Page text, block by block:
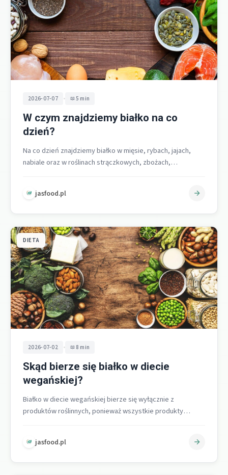
2026-07-07 • 5 min
W czym znajdziemy białko na co
dzień?
Na co dzień znajdziemy białko w mięsie, rybach, jajach,
nabiale oraz w roślinach strączkowych, zbożach,
jasfood.pl
DIETA
2026-07-02 • 8 min
Skąd bierze się białko w diecie
wegańskiej?
Białko w diecie wegańskiej bierze się wyłącznie z
produktów roślinnych, ponieważ wszystkie produkty
jasfood.pl